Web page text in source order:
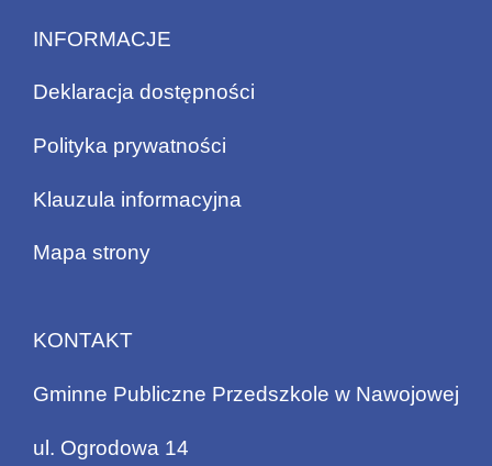
INFORMACJE
Deklaracja dostępności
Polityka prywatności
Klauzula informacyjna
Mapa strony
KONTAKT
Gminne Publiczne Przedszkole w Nawojowej
ul. Ogrodowa 14